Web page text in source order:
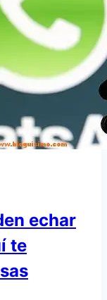
echar
te